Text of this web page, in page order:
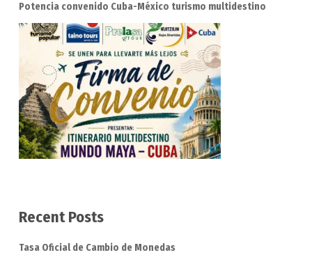
Potencia convenido Cuba-México turismo multidestino
Recent Posts
Tasa Oficial de Cambio de Monedas